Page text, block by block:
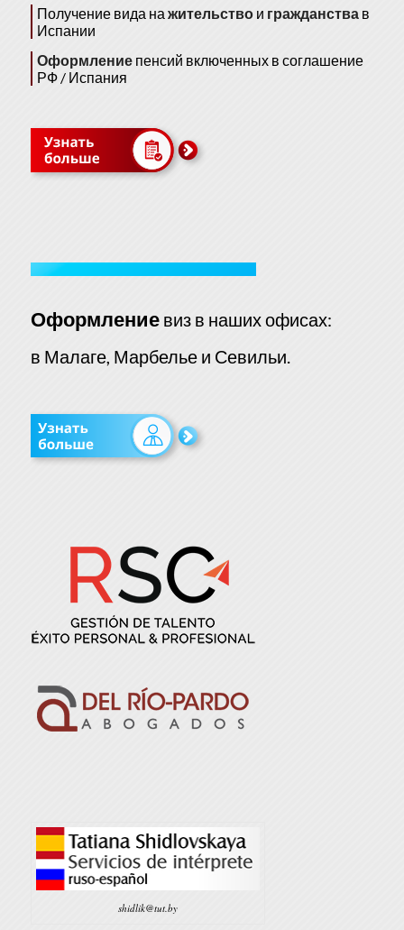
Получение вида на жительство и гражданства в
Испании
Оформлениепенсий включенных в соглашение
РФ / Испания
Оформлениевиз в наших офисах:
в Малаге, Марбелье и Севильи.
shidlik@tut.by